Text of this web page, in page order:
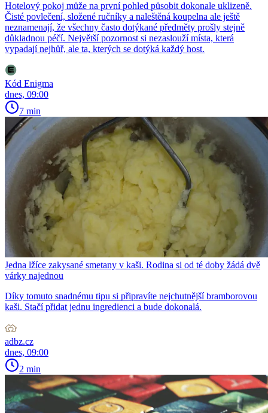
Hotelový pokoj může na první pohled působit dokonale uklizeně.
Čisté povlečení, složené ručníky a naleštěná koupelna ale ještě
neznamenají, že všechny často dotýkané předměty prošly stejně
důkladnou péčí. Největší pozornost si nezaslouží místa, která
vypadají nejhůř, ale ta, kterých se dotýká každý host.
Kód Enigma
dnes, 09:00
7 min
Jedna lžíce zakysané smetany v kaši. Rodina si od té doby žádá dvě
várky najednou
Díky tomuto snadnému tipu si připravíte nejchutnější bramborovou
kaši. Stačí přidat jednu ingredienci a bude dokonalá.
adbz.cz
dnes, 09:00
2 min